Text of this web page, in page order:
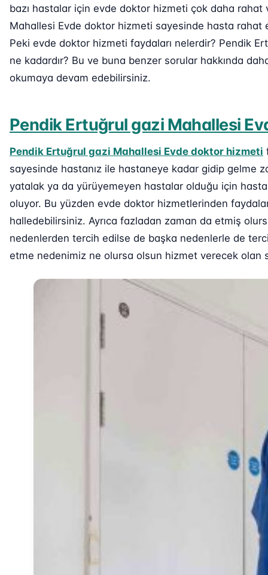
bazı hastalar için evde doktor hizmeti çok daha
Mahallesi Evde doktor hizmeti sayesinde hasta rahat
Peki evde doktor hizmeti faydaları nelerdir? Pendik
ne kadardır? Bu ve buna benzer sorular hakkında
okumaya devam edebilirsiniz.
Pendik Ertuğrul gazi Mahallesi
Pendik Ertuğrul gazi Mahallesi Evde doktor hizmeti
sayesinde hastanız ile hastaneye kadar gidip gelme
yatalak ya da yürüyemeyen hastalar olduğu için
oluyor. Bu yüzden evde doktor hizmetlerinden
halledebilirsiniz. Ayrıca fazladan zaman da etmiş
nedenlerden tercih edilse de başka nedenlerle de
etme nedenimiz ne olursa olsun hizmet verecek olan